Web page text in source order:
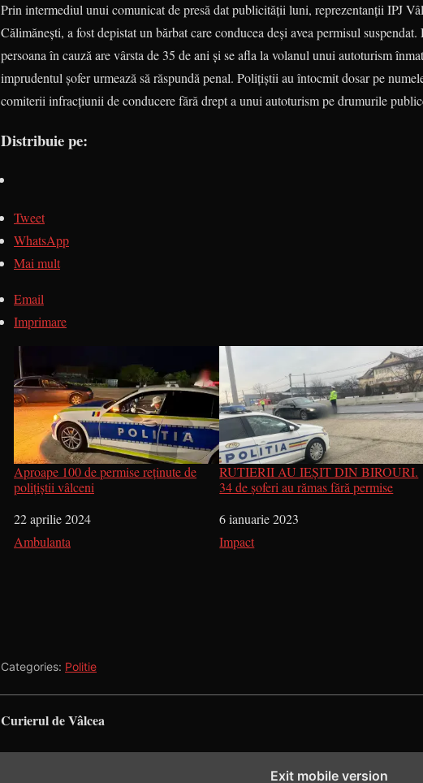
Prin intermediul unui comunicat de presă dat publicității luni, reprezentanții IPJ
Călimănești, a fost depistat un bărbat care conducea deși avea permisul
persoana în cauză are vârsta de 35 de ani și se afla la volanul unui autoturism
imprudentul șofer urmează să răspundă penal. Polițiștii au întocmit dosar pe
comiterii infracțiunii de conducere fără drept a unui autoturism pe drumurile
Distribuie pe:
Tweet
WhatsApp
Mai mult
Email
Imprimare
Aproape 100 de permise reținute de
polițiștii vâlceni
Dată
22 aprilie 2024
În legătură cu
Ambulanta
RUTIERII AU IEȘIT DIN BIROURI.
34 de șoferi au rămas fără permise
Dată
6 ianuarie 2023
În legătură cu
Impact
Categories: Politie
Curierul de Vâlcea
Exit mobile version